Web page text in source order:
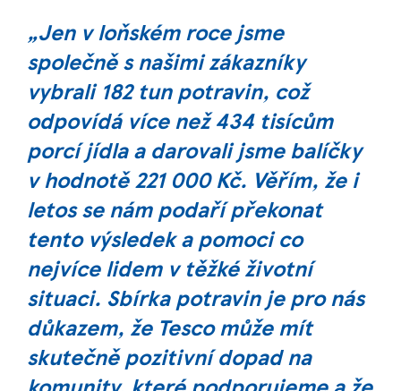
„Jen v loňském roce jsme
společně s našimi zákazníky
vybrali 182 tun potravin, což
odpovídá více než 434 tisícům
porcí jídla a darovali jsme balíčky
v hodnotě 221 000 Kč. Věřím, že i
letos se nám podaří překonat
tento výsledek a pomoci co
nejvíce lidem v těžké životní
situaci. Sbírka potravin je pro nás
důkazem, že Tesco může mít
skutečně pozitivní dopad na